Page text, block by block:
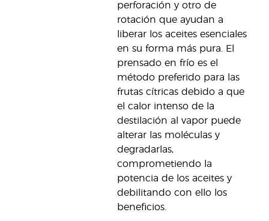
perforación y otro de
rotación que ayudan a
liberar los aceites esenciales
en su forma más pura. El
prensado en frío es el
método preferido para las
frutas cítricas debido a que
el calor intenso de la
destilación al vapor puede
alterar las moléculas y
degradarlas,
comprometiendo la
potencia de los aceites y
debilitando con ello los
beneficios.